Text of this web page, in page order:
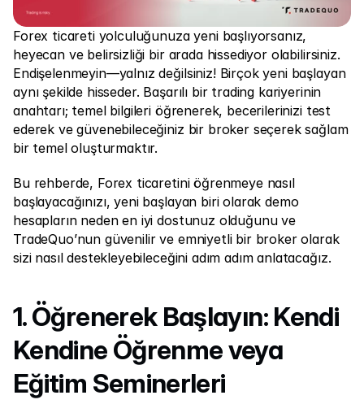
Foreks
Metaller
Endeksler
Hisseler
Enerji
Şirket
Yönlendirici Brokerler
Hakkımızda
Gizlilik Politikaları
Bize Ulaşın
Yasal Belgeler
Forex ticareti yolculuğunuza yeni başlıyorsanız,
heyecan ve belirsizliği bir arada hissediyor olabilirsiniz.
Endişelenmeyin—yalnız değilsiniz! Birçok yeni başlayan
aynı şekilde hisseder. Başarılı bir trading kariyerinin
anahtarı; temel bilgileri öğrenerek, becerilerinizi test
ederek ve güvenebileceğiniz bir broker seçerek sağlam
bir temel oluşturmaktır.
Bu rehberde, Forex ticaretini öğrenmeye nasıl
başlayacağınızı, yeni başlayan biri olarak demo
hesapların neden en iyi dostunuz olduğunu ve
TradeQuo’nun güvenilir ve emniyetli bir broker olarak
sizi nasıl destekleyebileceğini adım adım anlatacağız.
1. Öğrenerek Başlayın: Kendi
Kendine Öğrenme veya
Eğitim Seminerleri